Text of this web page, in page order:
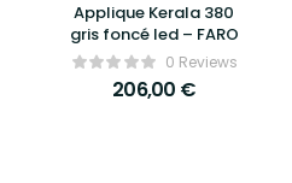
Applique Kerala 380
gris foncé led – FARO
0 Reviews
206,00 €